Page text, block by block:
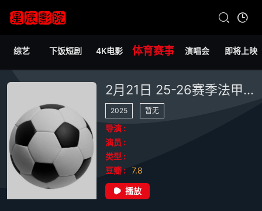
综艺 下饭短剧 4K电影 体育赛事 演唱会 即将上映
2月21日 25-26赛季法甲第23轮 布雷斯特VS马赛
2025 暂无
导演 :
演员 :
类型 :
豆瓣 :
7.8
播放